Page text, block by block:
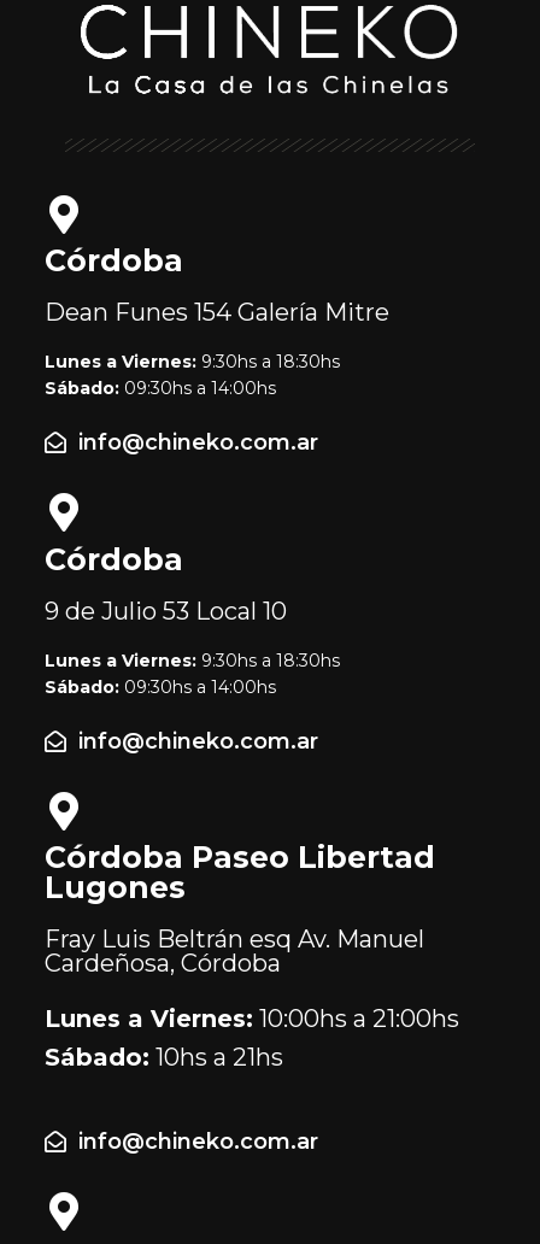
Córdoba
Dean Funes 154Galería Mitre
Lunes a Viernes: 9:30hs a 18:30hs
Sábado: 09:30hs a 14:00hs
info@chineko.com.ar
Córdoba
9 de Julio 53 Local 10
Lunes a Viernes: 9:30hs a 18:30hs
Sábado: 09:30hs a 14:00hs
info@chineko.com.ar
Córdoba Paseo Libertad
Lugones
Fray Luis Beltrán esq Av. Manuel
Cardeñosa, Córdoba
Lunes a Viernes: 10:00hs a 21:00hs
Sábado: 10hs a 21hs
info@chineko.com.ar